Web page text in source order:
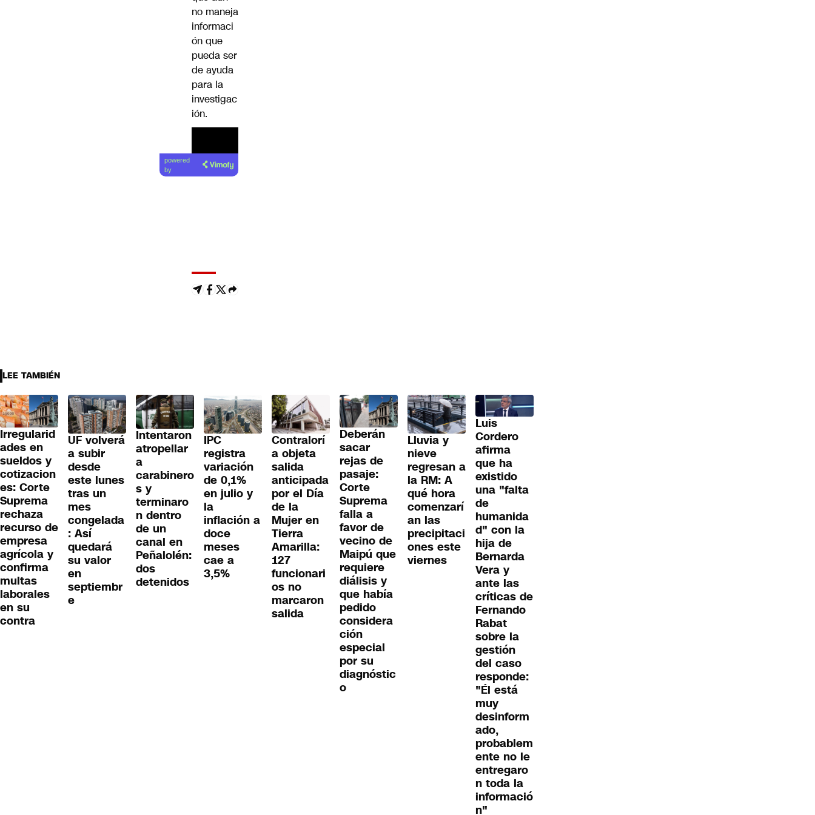
no maneja
informaci
ón que
pueda ser
de ayuda
para la
investigac
ión.
powered
by
LEE TAMBIÉN
Irregularid
ades en
sueldos y
cotizacion
es: Corte
Suprema
rechaza
recurso de
empresa
agrícola y
confirma
multas
laborales
en su
contra
UF volverá
a subir
desde
este lunes
tras un
mes
congelada
: Así
quedará
su valor
en
septiembr
e
Intentaron
atropellar
a
carabinero
s y
terminaro
n dentro
de un
canal en
Peñalolén:
dos
detenidos
IPC
registra
variación
de 0,1%
en julio y
la
inflación a
doce
meses
cae a
3,5%
Contralorí
a objeta
salida
anticipada
por el Día
de la
Mujer en
Tierra
Amarilla:
127
funcionari
os no
marcaron
salida
Deberán
sacar
rejas de
pasaje:
Corte
Suprema
falla a
favor de
vecino de
Maipú que
requiere
diálisis y
que había
pedido
considera
ción
especial
por su
diagnóstic
o
Lluvia y
nieve
regresan a
la RM: A
qué hora
comenzarí
an las
precipitaci
ones este
viernes
Luis
Cordero
afirma
que ha
existido
una "falta
de
humanida
d" con la
hija de
Bernarda
Vera y
ante las
críticas de
Fernando
Rabat
sobre la
gestión
del caso
responde:
"Él está
muy
desinform
ado,
probablem
ente no le
entregaro
n toda la
informació
n"